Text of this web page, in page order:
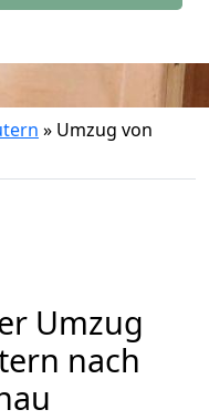
» Umzug von
Umzug
nach